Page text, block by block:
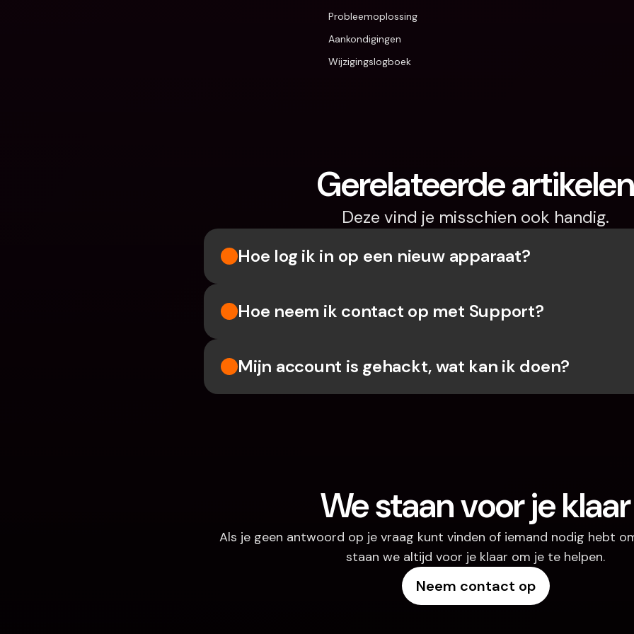
Probleemoplossing
Aankondigingen
Wijzigingslogboek
Gerelateerde
Deze vind je misschien ook handig.
Hoe log ik in op een nieuw apparaat?
Hoe neem ik contact op met Support?
Mijn account is gehackt, wat kan ik doen?
We staan voor je klaar
Als je geen antwoord op je vraag kunt vinden of iemand nodig hebt
staan we altijd voor je klaar om je te helpen.
Neem contact op